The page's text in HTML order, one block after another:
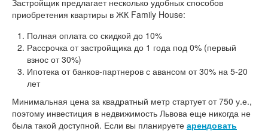
Застройщик предлагает несколько удобных способов
приобретения квартиры в ЖК Family House:
Полная оплата со скидкой до 10%
Рассрочка от застройщика до 1 года под 0% (первый
взнос от 30%)
Ипотека от банков-партнеров с авансом от 30% на 5-20
лет
Минимальная цена за квадратный метр стартует от 750 у.е.,
поэтому инвестиция в недвижимость Львова еще никогда не
была такой доступной. Если вы планируете арендовать